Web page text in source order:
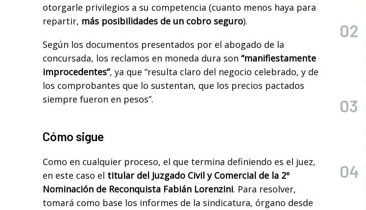
otorgarle privilegios a su competencia (cuanto menos haya para
repartir, más posibilidades de un cobro seguro).
Según los documentos presentados por el abogado de la
concursada, los reclamos en moneda dura son “manifiestamente
improcedentes”, ya que “resulta claro del negocio celebrado, y de
los comprobantes que lo sustentan, que los precios pactados
siempre fueron en pesos”.
Cómo sigue
Como en cualquier proceso, el que termina definiendo es el juez,
en este caso el titular del Juzgado Civil y Comercial de la 2º
Nominación de Reconquista Fabián Lorenzini. Para resolver,
tomará como base los informes de la sindicatura, órgano desde